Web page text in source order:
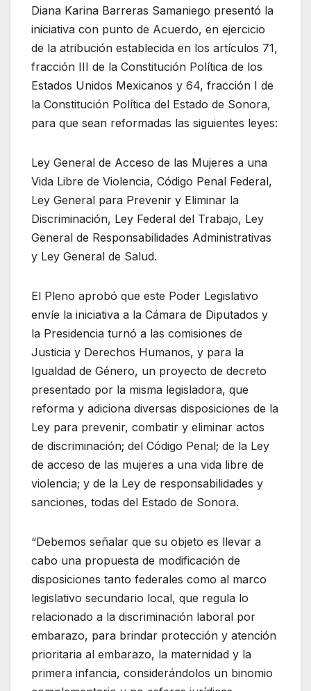
Diana Karina Barreras Samaniego presentó la
iniciativa con punto de Acuerdo, en ejercicio
de la atribución establecida en los artículos 71,
fracción III de la Constitución Política de los
Estados Unidos Mexicanos y 64, fracción I de
la Constitución Política del Estado de Sonora,
para que sean reformadas las siguientes leyes:
Ley General de Acceso de las Mujeres a una
Vida Libre de Violencia, Código Penal Federal,
Ley General para Prevenir y Eliminar la
Discriminación, Ley Federal del Trabajo, Ley
General de Responsabilidades Administrativas
y Ley General de Salud.
El Pleno aprobó que este Poder Legislativo
envíe la iniciativa a la Cámara de Diputados y
la Presidencia turnó a las comisiones de
Justicia y Derechos Humanos, y para la
Igualdad de Género, un proyecto de decreto
presentado por la misma legisladora, que
reforma y adiciona diversas disposiciones de la
Ley para prevenir, combatir y eliminar actos
de discriminación; del Código Penal; de la Ley
de acceso de las mujeres a una vida libre de
violencia; y de la Ley de responsabilidades y
sanciones, todas del Estado de Sonora.
“Debemos señalar que su objeto es llevar a
cabo una propuesta de modificación de
disposiciones tanto federales como al marco
legislativo secundario local, que regula lo
relacionado a la discriminación laboral por
embarazo, para brindar protección y atención
prioritaria al embarazo, la maternidad y la
primera infancia, considerándolos un binomio